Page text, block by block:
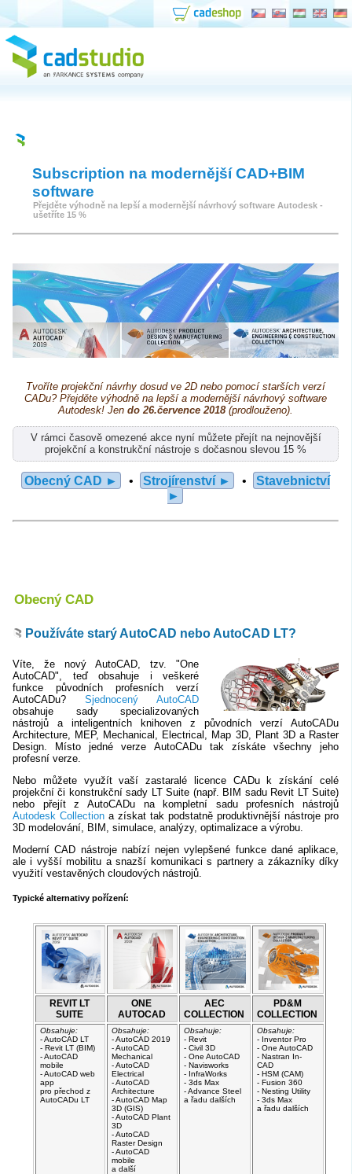
Subscription na modernější CAD+BIM
software
Přejděte výhodně na lepší a modernější návrhový software Autodesk -
ušetříte 15 %
Tvoříte projekční návrhy dosud ve 2D nebo pomocí starších verzí
CADu? Přejděte výhodně na lepší a modernější návrhový software
Autodesk! Jen do 26.července 2018(prodlouženo).
V rámci časově omezené akce nyní můžete přejít na nejnovější
projekční a konstrukční nástroje s dočasnou slevou 15 %
Obecný CAD ► • Strojírenství ► •
Stavebnictví
►
Obecný CAD
Používáte starý AutoCAD nebo AutoCAD LT?
Víte, že nový AutoCAD, tzv. "One
AutoCAD", teď obsahuje i veškeré
funkce původních profesních verzí
AutoCADu? Sjednocený AutoCAD
obsahuje sady specializovaných
nástrojů a inteligentních knihoven z původních verzí AutoCADu
Architecture, MEP, Mechanical, Electrical, Map 3D, Plant 3D a Raster
Design. Místo jedné verze AutoCADu tak získáte všechny jeho
profesní verze.
Nebo můžete využít vaší zastaralé licence CADu k získání celé
projekční či konstrukční sady LT Suite (např. BIM sadu Revit LT Suite)
nebo přejít z AutoCADu na kompletní sadu profesních nástrojů
Autodesk Collection a získat tak podstatně produktivnější nástroje pro
3D modelování, BIM, simulace, analýzy, optimalizace a výrobu.
Moderní CAD nástroje nabízí nejen vylepšené funkce dané aplikace,
ale i vyšší mobilitu a snazší komunikaci s partnery a zákazníky díky
využití vestavěných cloudových nástrojů.
Typické alternativy pořízení:
REVIT LT
SUITE
ONE
AUTOCAD
AEC
COLLECTION
PD&M
COLLECTION
Obsahuje:
- AutoCAD LT
- Revit LT (BIM)
- AutoCAD
mobile
- AutoCAD web
app
pro přechod z
AutoCADu LT
Obsahuje:
- AutoCAD 2019
- AutoCAD
Mechanical
- AutoCAD
Electrical
- AutoCAD
Architecture
- AutoCAD Map
3D (GIS)
- AutoCAD Plant
3D
- AutoCAD
Raster Design
- AutoCAD
mobile
a další
Obsahuje:
- Revit
- Civil 3D
- One AutoCAD
- Navisworks
- InfraWorks
- 3ds Max
- Advance Steel
a řadu dalších
Obsahuje:
- Inventor Pro
- One AutoCAD
- Nastran In-
CAD
- HSM (CAM)
- Fusion 360
- Nesting Utility
- 3ds Max
a řadu dalších